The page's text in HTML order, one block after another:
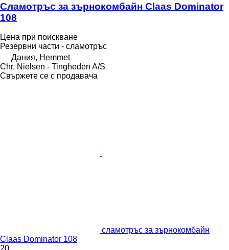
Сламотръс за зърнокомбайн Claas Dominator
108
Цена при поискване
Резервни части - сламотръс
Дания, Hemmet
Chr. Nielsen - Tingheden A/S
Свържете се с продавача
сламотръс за зърнокомбайн
Claas Dominator 108